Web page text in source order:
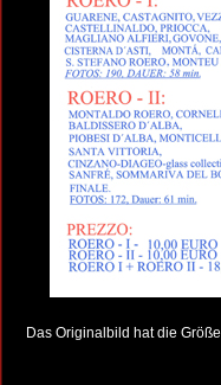
Das Originalbild hat die Größe